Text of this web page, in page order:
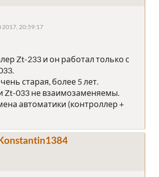
2017, 20:59:17
Zt-233 и он работал только с
старая, более 5 лет.
Zt-033 не взаимозаменяемы.
автоматики (контроллер +